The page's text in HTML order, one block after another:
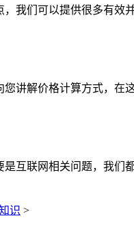
我们可以提供很多有效
讲解价格计算方式，在
互联网相关问题，我们
识 >